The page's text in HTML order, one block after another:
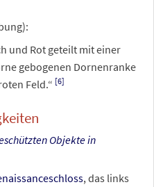
und Rot geteilt mit einer
gebogenen Dornenranke
Feld.“ [6]
Objekte in
, das links